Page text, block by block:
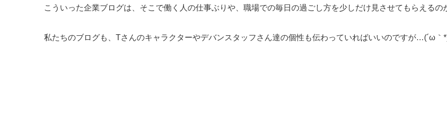
こういった企業ブログは、そこで働く人の仕事ぶりや、職場での毎日の過ごし方を少しだけ見させてもらえるの
私たちのブログも、Tさんのキャラクターやデバンスタッフさん達の個性も伝わっていればいいのですが…(´ω｀